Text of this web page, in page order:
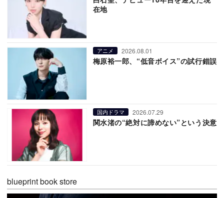
在地
アニメ 2026.08.01
梅原裕一郎、“低音ボイス”の試行錯誤
国内ドラマ 2026.07.29
関水渚の“絶対に諦めない”という決意
blueprint book store